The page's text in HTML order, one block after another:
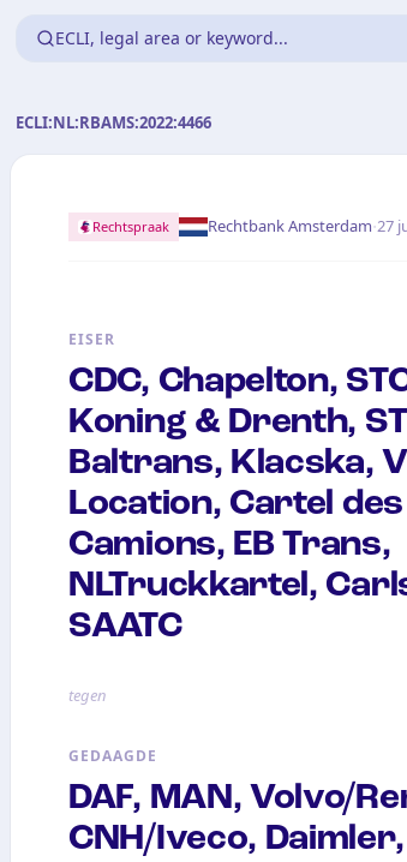
ECLI, legal area or keyword...
ECLI:NL:RBAMS:2022:4466
Rechtspraak Rechtbank Amsterdam·27
EISER
CDC, Chapelton,
Koning & Drenth,
Baltrans, Klacska,
Location, Cartel des
Camions, EB Trans,
NLTruckkartel,
SAATC
tegen
GEDAAGDE
DAF, MAN, Volvo/
CNH/Iveco,